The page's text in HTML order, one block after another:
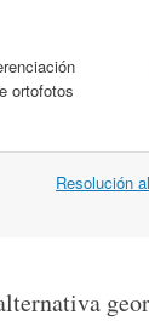
ortofotos
Resolución